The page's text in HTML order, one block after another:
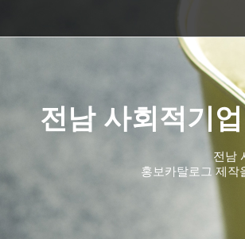
전남 사회적기
전남
홍보카탈로그 제작